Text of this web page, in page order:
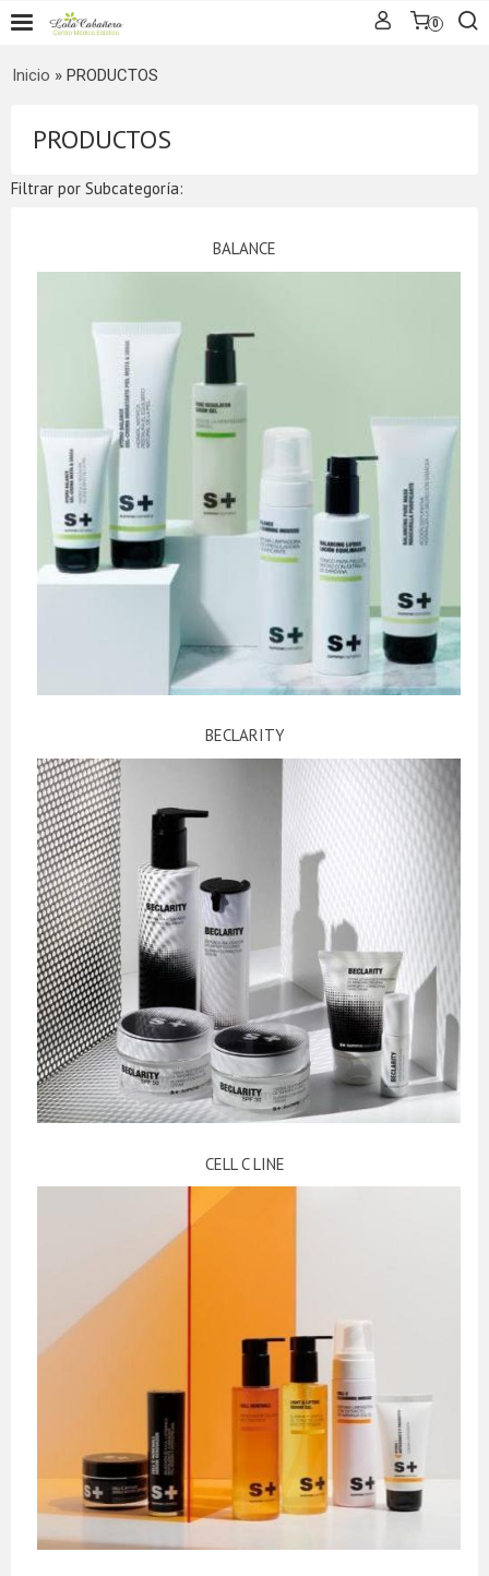
0
Inicio » PRODUCTOS
PRODUCTOS
Filtrar por Subcategoría:
BALANCE
BECLARITY
CELL C LINE